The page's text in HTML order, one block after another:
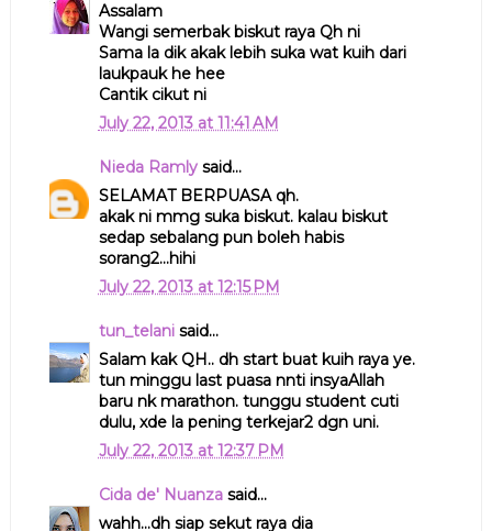
Assalam
Wangi semerbak biskut raya Qh ni
Sama la dik akak lebih suka wat kuih dari
laukpauk he hee
Cantik cikut ni
July 22, 2013 at 11:41 AM
Nieda Ramlysaid...
SELAMAT BERPUASA qh.
akak ni mmg suka biskut. kalau biskut
sedap sebalang pun boleh habis
sorang2...hihi
July 22, 2013 at 12:15 PM
tun_telanisaid...
Salam kak QH.. dh start buat kuih raya ye.
tun minggu last puasa nnti insyaAllah
baru nk marathon. tunggu student cuti
dulu, xde la pening terkejar2 dgn uni.
July 22, 2013 at 12:37 PM
Cida de' Nuanzasaid...
wahh...dh siap sekut raya dia